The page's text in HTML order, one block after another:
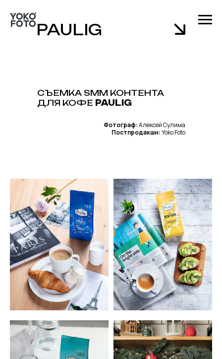
PAULIG
CЪЕМКА SMM КОНТЕНТА
ДЛЯ КОФЕ PAULIG
Фотограф:Алексей Сулима
Постпродакшн:Yoko Foto